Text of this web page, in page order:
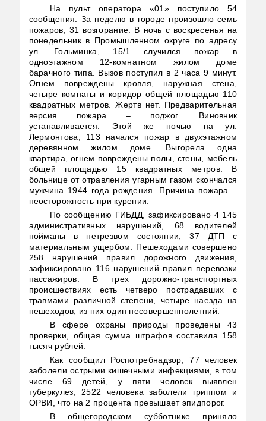
На пульт оператора «01» поступило 54
сообщения. За неделю в городе произошло семь
пожаров, 31 возгорание. В ночь с воскресенья на
понедельник в Промышленном округе по адресу
ул. Гольминка, 15/1 случился пожар в
одноэтажном 12-комнатном жилом доме
барачного типа. Вызов поступил в 2 часа 9 минут.
Огнем повреждены кровля, наружная стена,
четыре комнаты и коридор общей площадью 110
квадратных метров. Жертв нет. Предварительная
версия пожара – поджог. Виновник
устанавливается. Этой же ночью на ул.
Лермонтова, 113 начался пожар в двухэтажном
деревянном жилом доме. Выгорела одна
квартира, огнем повреждены полы, стены, мебель
общей площадью 15 квадратных метров. В
больнице от отравления угарным газом скончался
мужчина 1944 года рождения. Причина пожара –
неосторожность при курении.
По сообщению ГИБДД, зафиксировано 4 145
административных нарушений, 68 водителей
пойманы в нетрезвом состоянии, 37 ДТП с
материальным ущербом. Пешеходами совершено
258 нарушений правил дорожного движения,
зафиксировано 116 нарушений правил перевозки
пассажиров. В трех дорожно-транспортных
происшествиях есть четверо пострадавших с
травмами различной степени, четыре наезда на
пешеходов, из них один несовершеннолетний.
В сфере охраны природы проведены 43
проверки, общая сумма штрафов составила 158
тысяч рублей.
Как сообщил Роспотребнадзор, 77 человек
заболели острыми кишечными инфекциями, в том
числе 69 детей, у пяти человек выявлен
туберкулез, 2522 человека заболели гриппом и
ОРВИ, что на 2 процента превышает эпидпорог.
В общегородском субботнике приняло